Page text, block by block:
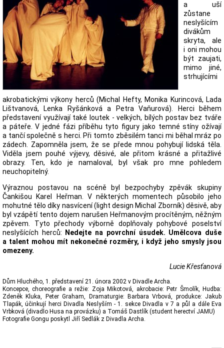
a uší
zůstane
neslyšícím
divákům
skryta, ale
i oni mohou
být zaujati,
mimo jiné,
strhujícími
akrobatickými výkony herců (Michal Hefty, Monika Kurincová, Lada
Lištvanová, Lenka Ryšánková a Petra Vaňurová). Herci během
představení využívají také loutek - velkých, bílých postav bez tváře
a páteře. V jedné fázi příběhu tyto figury jako temné stíny ožívají
a tančí společně s herci. Při tomto zběsilém tanci mi běhal mráz po
zádech. Zapomněla jsem, že se přede mnou pohybují lidská těla.
Viděla jsem pouhé výjevy, děsivé, ale přitom krásné a přitažlivé
obrazy. Ten, kdo je namaloval, byl však pro mne pohledem
neuchopitelný.
Výraznou postavou na scéně byl bezpochyby zpěvák skupiny
Čankišou Karel Heřman. V některých momentech působilo jeho
mohutné tělo díky nasvícení (light design Michal Zborník) děsivě, aby
byl vzápětí tento dojem narušen Heřmanovým procítěným, něžným
zpěvem. Tyto přechody výborně doplňovaly pohybové poselství
neslyšících herců:
Nedejte na povrchní úsudek. Umělcova duše
a talent mohou mít nekonečné rozměry, i když jeho smysly jsou
omezeny.
Lucie Křesťanová
Dům Hluchého, 1. představení 21. února 2002 v Divadle Archa.
Koncepce, choreografie a režie: Zoja Mikotová, akrobacie: Petr Šmolík, Hudba:
Zdeněk Kluka, Peter Graham, Dramaturgie: Barbara Vrbová, produkce: Jakub
Tlapák, účinkují herci Divadla Neslyším - 1. sekce Divadla v 7 a půl a dále Eva
Vrbková (divadlo Husa na provázku) a Tomáš Dastlík (student herectví JAMU)
Fotografie Gongu poskytl Jiří Sedlák z Divadla Archa.